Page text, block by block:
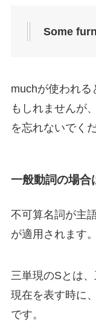
Some
muchが使われる
もしれませんが
を忘れないでく
一般動詞の場合
不可算名詞が主
が適用されます。
三単現のSとは
現在を表す時に
です。